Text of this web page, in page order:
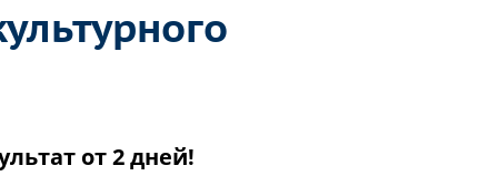
от 2 дней!